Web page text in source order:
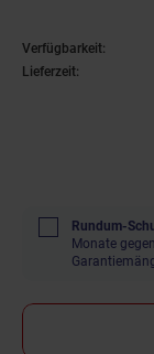
Verfügbarkeit:
Lieferzeit:
Rundum-
Monate